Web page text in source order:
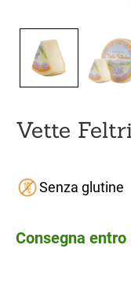
Vette
Senza glutine
Consegna